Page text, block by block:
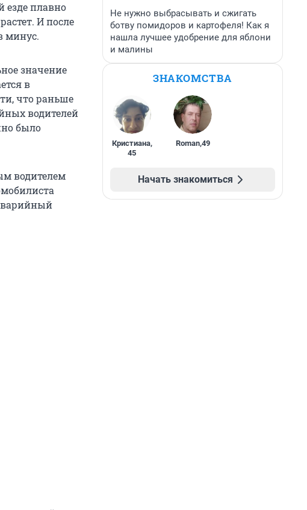
езде плавно
И после
минус.
значение
в
что раньше
водителей
было
водителем
Не нужно выбрасывать и сжигать
ботву помидоров и картофеля! Как я
нашла лучшее удобрение для яблони
и малины
ЗНАКОМСТВА
Кристиана,
45
Roman,49
Начать знакомиться